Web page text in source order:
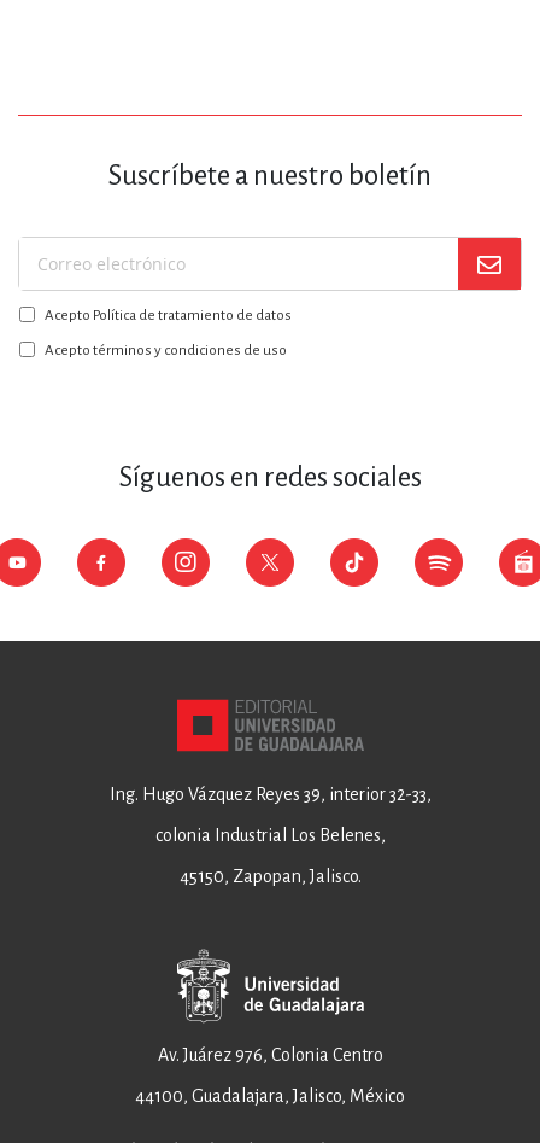
Suscríbete a nuestro boletín
Suscríbase
a
nuestro
boletín:
Acepto Política de tratamiento de datos
Acepto términos y condiciones de uso
Síguenos en redes sociales
Ing. Hugo Vázquez Reyes 39, interior 32-33,
colonia Industrial Los Belenes,
45150, Zapopan, Jalisco.
Av. Juárez 976, Colonia Centro
44100, Guadalajara, Jalisco, México